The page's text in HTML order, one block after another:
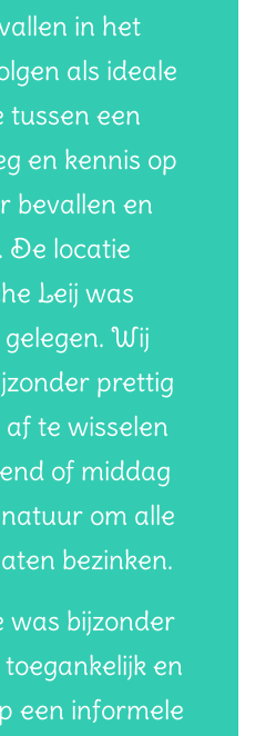
in het
als ideale
tussen een
en kennis op
bevallen en
De locatie
Leij was
Wij
prettig
te wisselen
of middag
om alle
bezinken.
was bijzonder
en
een informele